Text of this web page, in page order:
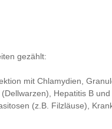
gezählt:
mit Chlamydien,
Hepatitis B
(z.B. Filzläuse),